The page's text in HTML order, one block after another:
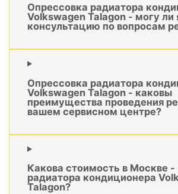
Опрессовка радиатора
Volkswagen Talagon - могу ли
консультацию по вопросам
Опрессовка радиатора
Volkswagen Talagon - каковы
преимущества проведения
вашем сервисном центре?
Какова стоимость в Москве
радиатора кондиционера
Talagon?